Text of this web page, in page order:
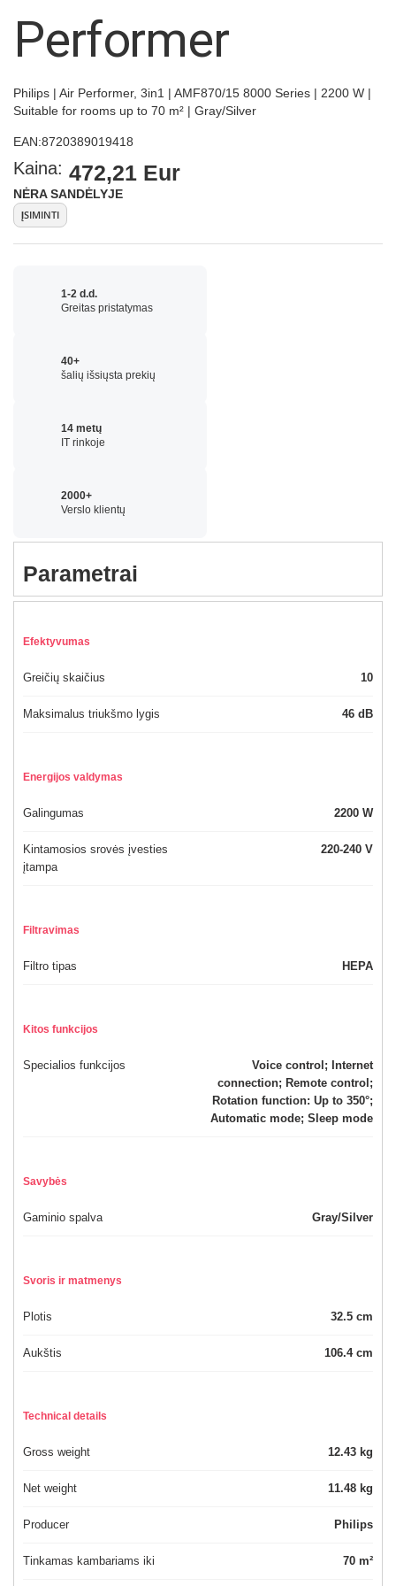
gallery
Performer
Philips | Air Performer, 3in1 | AMF870/15 8000 Series | 2200 W |
Suitable for rooms up to 70 m² | Gray/Silver
EAN:8720389019418
Kaina: 472,21 Eur
NĖRA SANDĖLYJE
ĮSIMINTI
1-2 d.d.
Greitas pristatymas
40+
šalių išsiųsta prekių
14 metų
IT rinkoje
2000+
Verslo klientų
Parametrai
Efektyvumas
Greičių skaičius 10
Maksimalus triukšmo lygis 46 dB
Energijos valdymas
Galingumas 2200 W
Kintamosios srovės įvesties
įtampa
220-240 V
Filtravimas
Filtro tipas HEPA
Kitos funkcijos
Specialios funkcijos
Voice control; Internet
connection; Remote control;
Rotation function: Up to 350°;
Automatic mode; Sleep mode
Savybės
Gaminio spalva Gray/Silver
Svoris ir matmenys
Plotis 32.5 cm
Aukštis 106.4 cm
Technical details
Gross weight 12.43 kg
Net weight 11.48 kg
Producer Philips
Tinkamas kambariams iki 70 m²